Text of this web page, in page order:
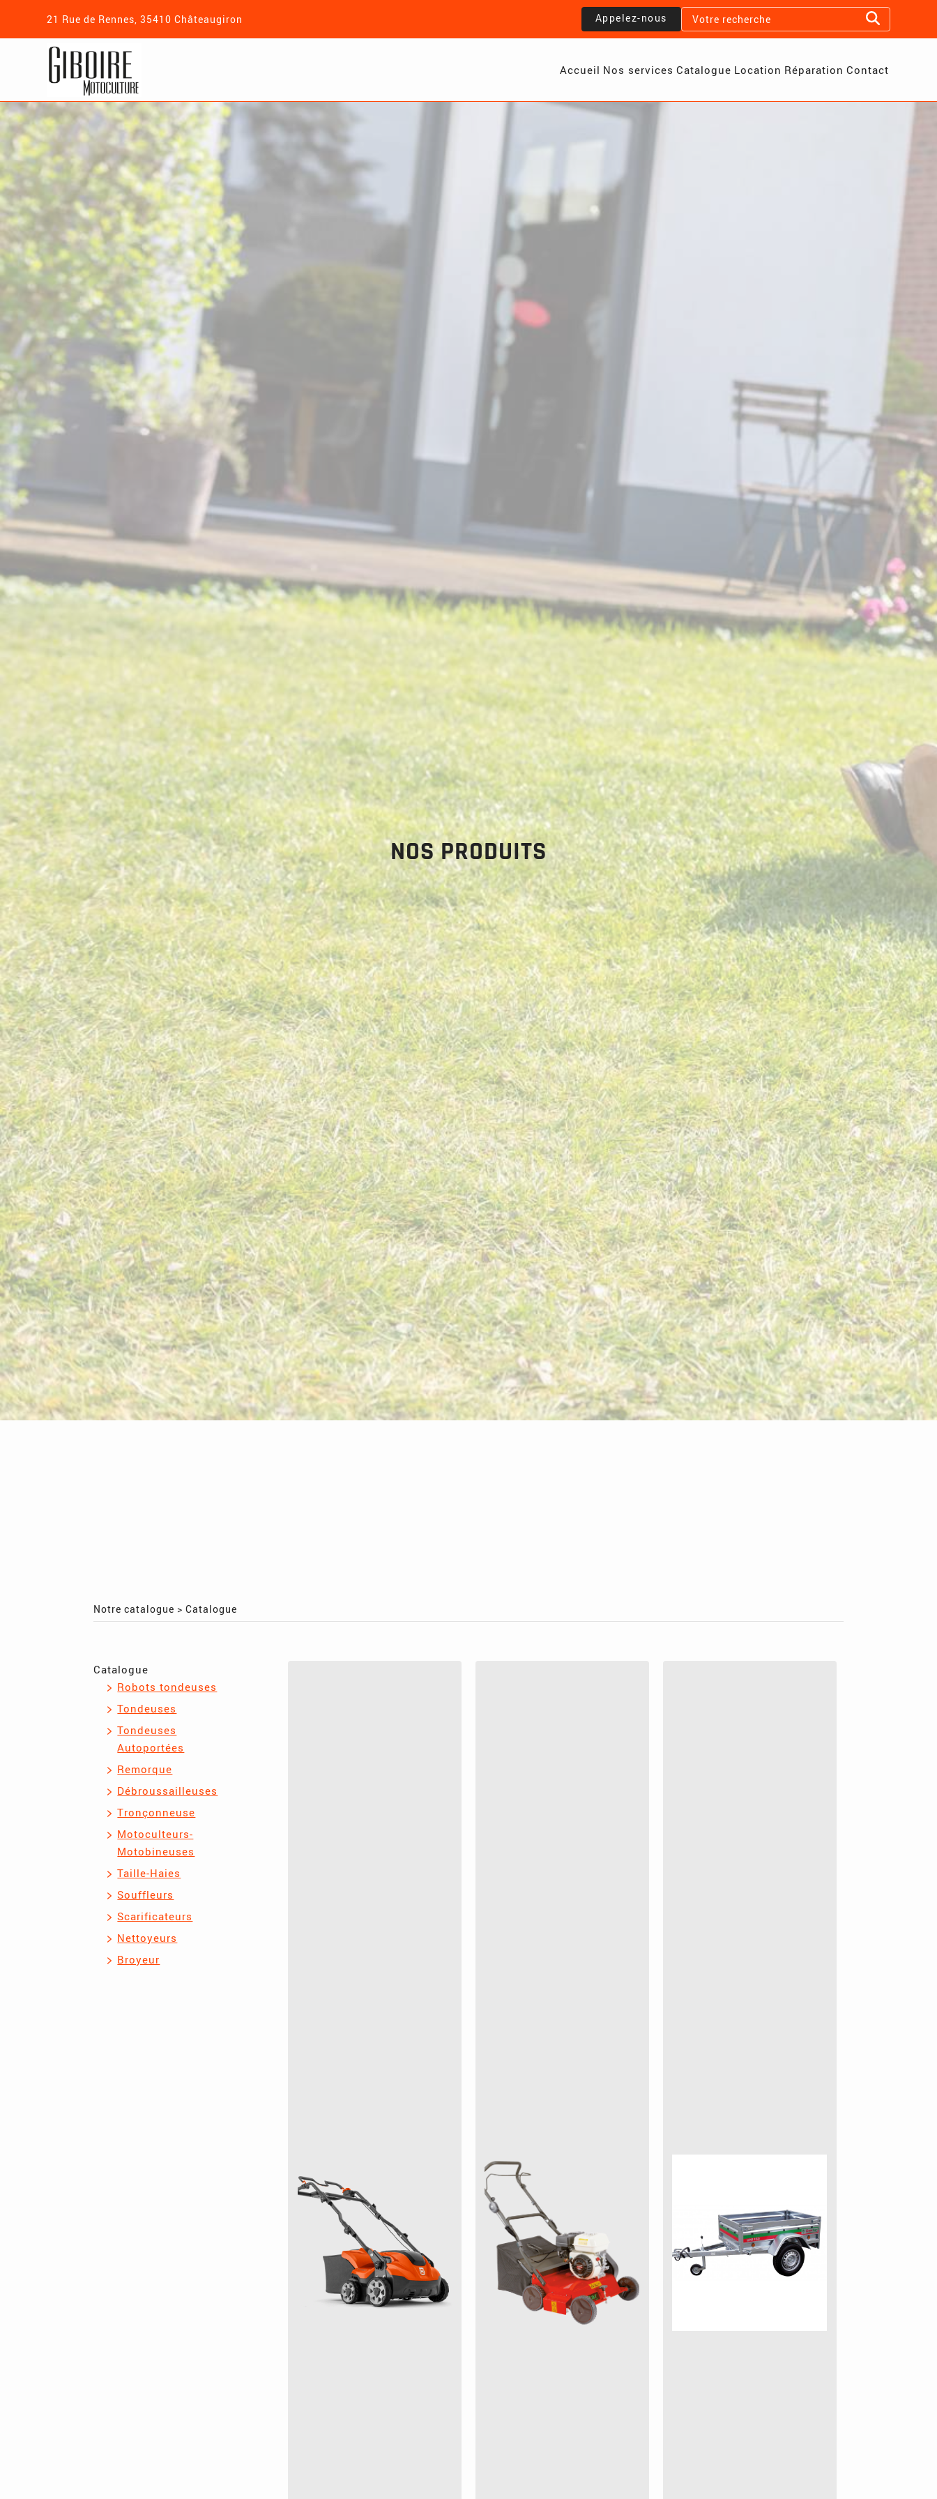
NOS PRODUITS
21 Rue de Rennes, 35410 Châteaugiron Appelez-nous
Accueil Nos services Catalogue Location Réparation Contact
Notre catalogue >Catalogue
Catalogue
Robots tondeuses
Tondeuses
Tondeuses
Autoportées
Remorque
Débroussailleuses
Tronçonneuse
Motoculteurs-
Motobineuses
Taille-Haies
Souffleurs
Scarificateurs
Nettoyeurs
Broyeur